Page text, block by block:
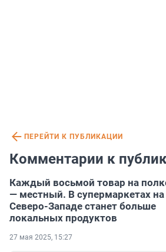
ПЕРЕЙТИ К ПУБЛИКАЦИИ
Комментарии к
Каждый восьмой товар на
— местный. В супермаркетах на
Северо-Западе станет больше
локальных продуктов
27 мая 2025, 15:27